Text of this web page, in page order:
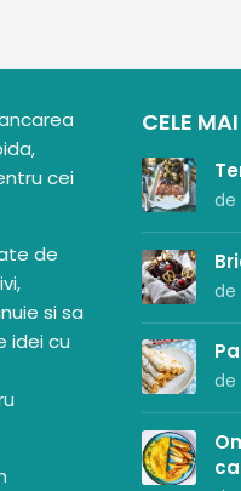
cei
de
si sa
idei cu
CELE
de
de
de